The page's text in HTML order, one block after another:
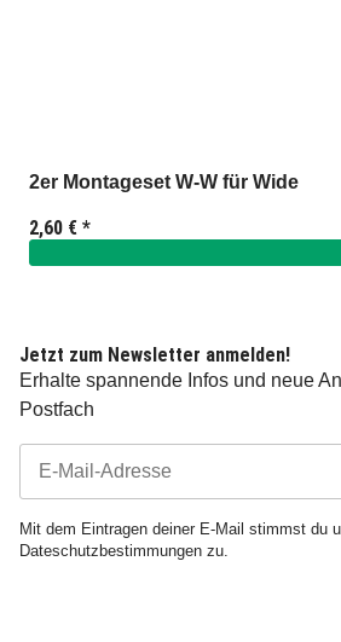
2er Montageset W-W für Wide
2,60 € *
Jetzt zum Newsletter anmelden!
Erhalte spannende Infos und neue
Postfach
Mit dem Eintragen deiner E-Mail stimmst du
Dateschutzbestimmungen zu.